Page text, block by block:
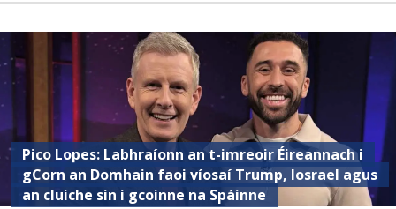
Pico Lopes: Labhraíonn an t-imreoir Éireannach i
gCorn an Domhain faoi víosaí Trump, Iosrael agus
an cluiche sin i gcoinne na Spáinne